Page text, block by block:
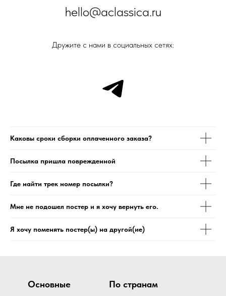
hello@aclassica.ru
Дружите с нами в социальных сетях:
Каковы сроки сборки оплаченного заказа?
Посылка пришла поврежденной
Где найти трек номер посылки?
Мне не подошел постер и я хочу вернуть его.
Я хочу поменять постер(ы) на другой(ие)
Основные По странам